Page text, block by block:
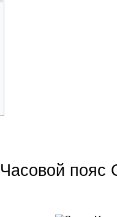
Часовой пояс